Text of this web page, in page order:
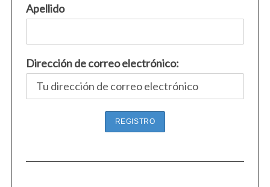
Apellido
Dirección de correo electrónico: